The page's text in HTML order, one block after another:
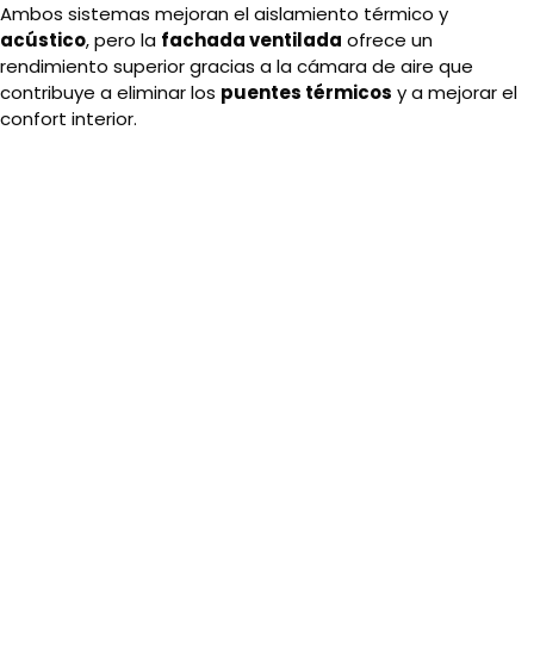
Ambos sistemas mejoran el aislamiento térmico y
acústico, pero la fachada ventilada ofrece un
rendimiento superior gracias a la cámara de aire que
contribuye a eliminar los puentes térmicos y a mejorar el
confort interior.